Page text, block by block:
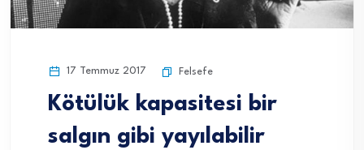
17 Temmuz 2017 Felsefe
Kötülük kapasitesi bir
salgın gibi yayılabilir